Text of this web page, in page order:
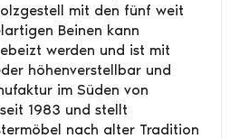
mit den fünf weit
Beinen kann
werden und ist mit
höhenverstellbar und
im Süden von
1983 und stellt
nach alter Tradition